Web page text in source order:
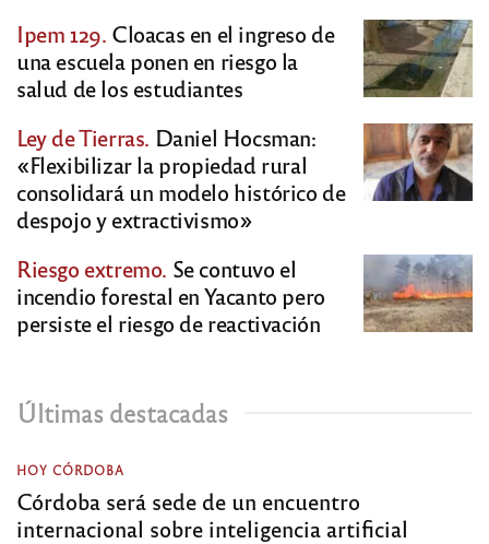
Ipem 129. Cloacas en el ingreso de
una escuela ponen en riesgo la
salud de los estudiantes
Ley de Tierras. Daniel Hocsman:
«Flexibilizar la propiedad rural
consolidará un modelo histórico de
despojo y extractivismo»
Riesgo extremo. Se contuvo el
incendio forestal en Yacanto pero
persiste el riesgo de reactivación
Últimas destacadas
HOY CÓRDOBA
Córdoba será sede de un encuentro
internacional sobre inteligencia artificial